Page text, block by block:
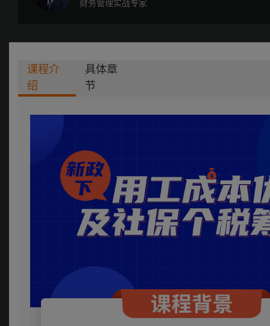
财务管理实战专家
课程介
绍
具体章
节